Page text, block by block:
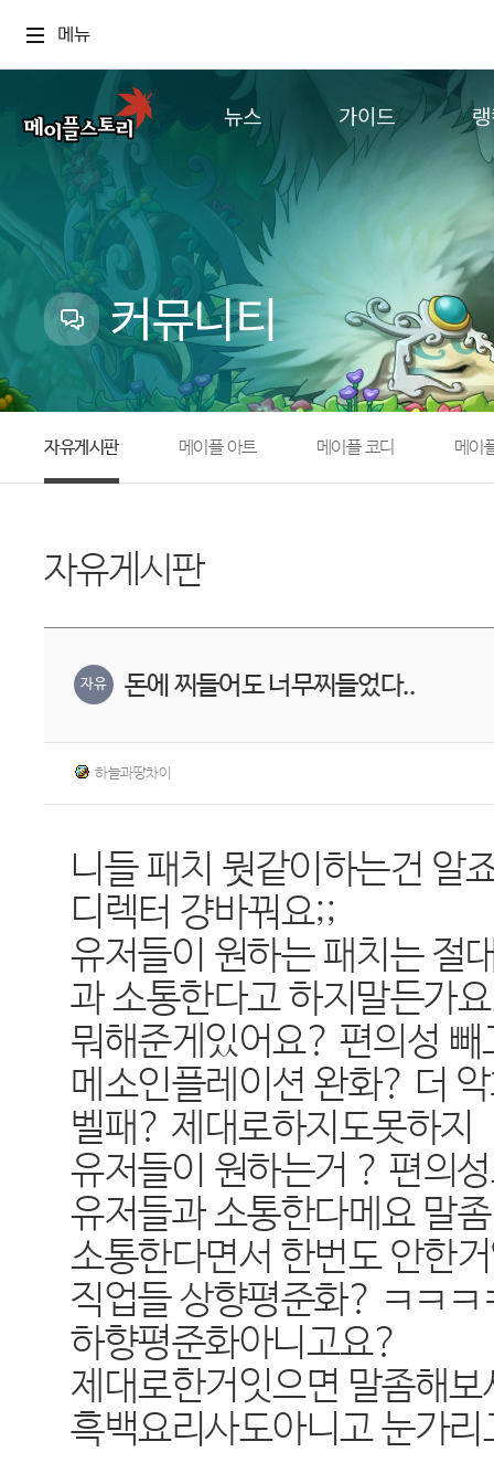
메뉴
뉴스
업데이트
이벤트
캐시샵 공지
메이플 알림판
with maple
가이드
추가정보
컨텐
커뮤니티
자유게시판 메이플 아트 메이플 코디 메이
자유게시판
자유 돈에 찌들어도 너무찌들었다..
하늘과땅차이
니들 패치 뭣같이하는건 알
디렉터 걍바꿔요;;
유저들이 원하는 패치는 절
과 소통한다고 하지말든가
뭐해준게있어요? 편의성
메소인플레이션 완화? 더
벨패? 제대로하지도못하지
유저들이 원하는거 ? 편의
유저들과 소통한다메요 말
소통한다면서 한번도 안한
직업들 상향평준화? ㅋㅋ
하향평준화아니고요?
제대로한거잇으면 말좀해
흑백요리사도아니고 눈가